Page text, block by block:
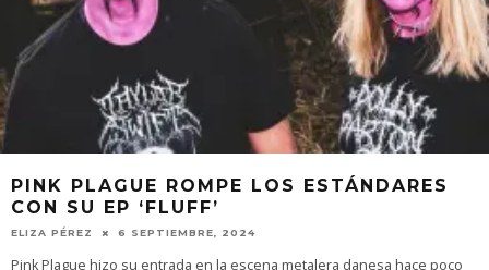
PINK PLAGUE ROMPE LOS ESTÁNDARES
CON SU EP ‘FLUFF’
ELIZA PÉREZ 6 SEPTIEMBRE, 2024
Pink Plague hizo su entrada en la escena metalera danesa hace poco